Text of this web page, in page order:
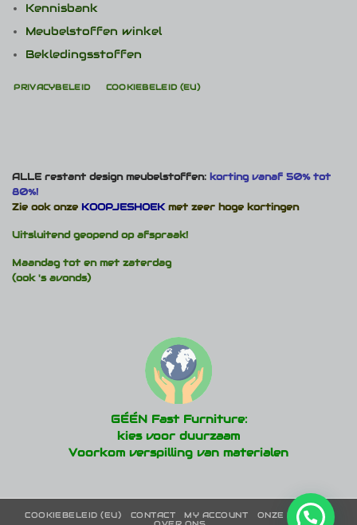
Kennisbank
Meubelstoffen winkel
Bekledingsstoffen
PRIVACYBELEID COOKIEBELEID (EU)
ALLE restant design meubelstoffen: korting vanaf 50% tot
80%!
Zie ook onze KOOPJESHOEKmet zeer hoge kortingen
Uitsluitend geopend op afspraak!
Maandag tot en met zaterdag
(ook 's avonds)
GÉÉN Fast Furniture:
kies voor duurzaam
Voorkom verspilling van materialen
COOKIEBELEID (EU) CONTACT MY ACCOUNT
ONZE MERKEN